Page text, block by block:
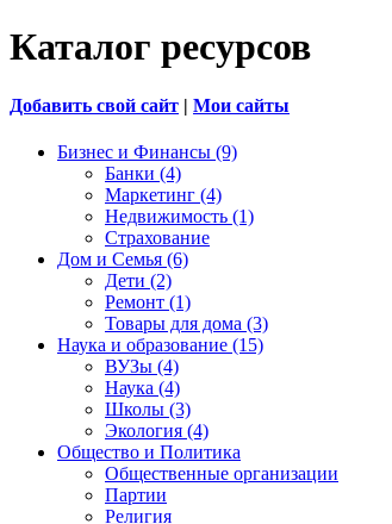
Каталог ресурсов
Добавить свой сайт | Мои сайты
Бизнес и Финансы (9)
Банки (4)
Маркетинг (4)
Недвижимость (1)
Страхование
Дом и Семья (6)
Дети (2)
Ремонт (1)
Товары для дома (3)
Наука и образование (15)
ВУЗы (4)
Наука (4)
Школы (3)
Экология (4)
Общество и Политика
Общественные организации
Партии
Религия